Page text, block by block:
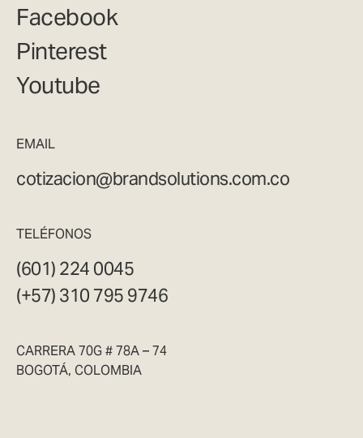
Facebook
Pinterest
Youtube
EMAIL
cotizacion@brandsolutions.com.co
TELÉFONOS
(601) 224 0045
(+57) 310 795 9746
CARRERA 70G # 78A – 74
BOGOTÁ, COLOMBIA